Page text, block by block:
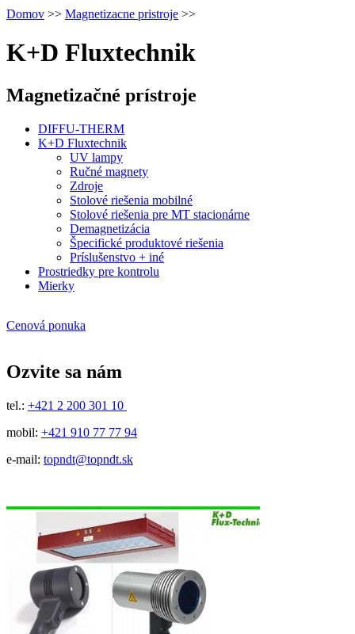
Domov >> Magnetizacne pristroje >>
K+D Fluxtechnik
Magnetizačné prístroje
DIFFU-THERM
K+D Fluxtechnik
UV lampy
Ručné magnety
Zdroje
Stolové riešenia mobilné
Stolové riešenia pre MT stacionárne
Demagnetizácia
Špecifické produktové riešenia
Príslušenstvo + iné
Prostriedky pre kontrolu
Mierky
Cenová ponuka
Ozvite sa nám
tel.: +421 2 200 301 10
mobil: +421 910 77 77 94
e-mail: topndt@topndt.sk